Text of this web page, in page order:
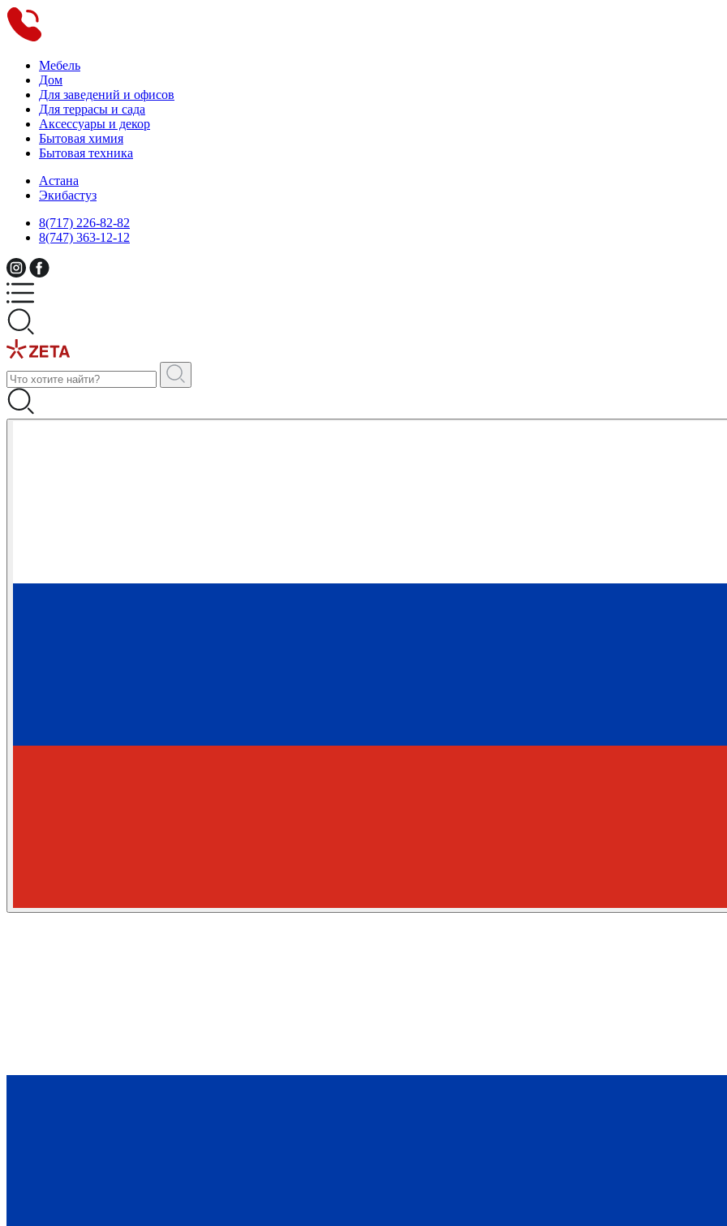
Мебель
Дом
Для заведений и офисов
Для террасы и сада
Аксессуары и декор
Бытовая химия
Бытовая техника
Астана
Экибастуз
8(717) 226-82-82
8(747) 363-12-12